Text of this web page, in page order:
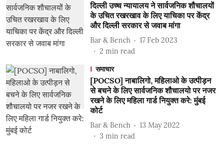
दिल्ली उच्च न्यायालय ने सार्वजनिक शौचालयों
के उचित रखरखाव के लिए याचिका पर केंद्र
और दिल्ली सरकार से जवाब मांगा
Bar & Bench
17 Feb 2023
2 min read
समाचार
[POCSO] नाबालिगो, महिलाओ के उत्पीड़न
से बचने के लिए सार्वजनिक शौचालयो पर नजर
रखने के लिए महिला गार्ड नियुक्त करे: मुंबई
कोर्ट
Bar & Bench
13 May 2022
3 min read